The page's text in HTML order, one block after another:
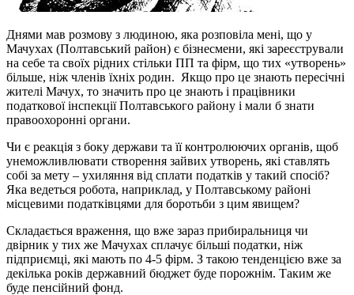
Днями мав розмову з людиною, яка розповіла мені, що у
Мачухах (Полтавський район) є бізнесмени, які зареєстрували
на себе та своїх рідних стільки ПП та фірм, що тих «утворень»
більше, ніж членів їхніх родин. Якщо про це знають пересічні
жителі Мачух, то значить про це знають і працівники
податкової інспекції Полтавського району і мали б знати
правоохоронні органи.
Чи є реакція з боку держави та її контролюючих органів, щоб
унеможливлювати створення зайвих утворень, які ставлять
собі за мету – ухиляння від сплати податків у такий спосіб?
Яка ведеться робота, наприклад, у Полтавському районі
місцевими податківцями для боротьби з цим явищем?
Складається враження, що вже зараз прибиральниця чи
двірник у тих же Мачухах сплачує більші податки, ніж
підприємці, які мають по 4-5 фірм. З такою тенденцією вже за
декілька років державний бюджет буде порожнім. Таким же
буде пенсійний фонд.